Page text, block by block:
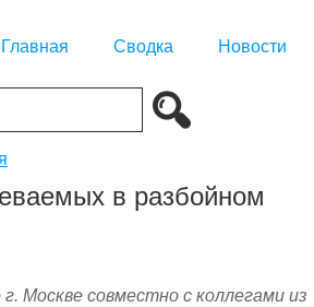
Главная Сводка Новости
в разбойном
Москве совместно с коллегами из